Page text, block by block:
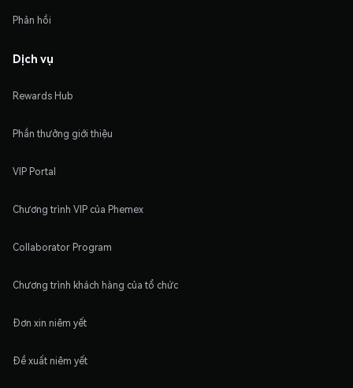
Phản hồi
Dịch vụ
Rewards Hub
Phần thưởng giới thiệu
VIP Portal
Chương trình VIP của Phemex
Collaborator Program
Chương trình khách hàng của tổ chức
Đơn xin niêm yết
Đề xuất niêm yết